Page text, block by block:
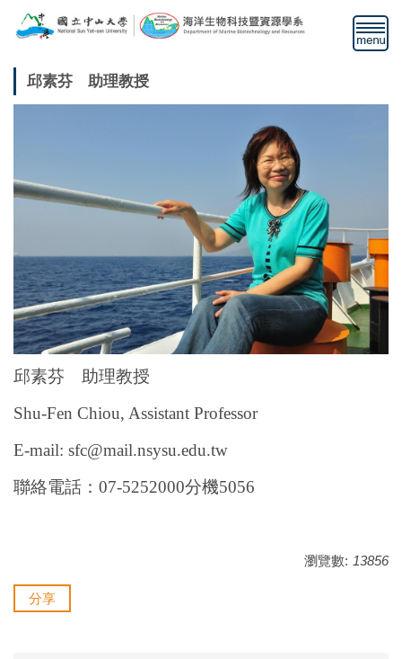
到
要
內
邱素芬 助理教授
邱素芬 助理教授
Shu-Fen Chiou, Assistant Professor
E-mail: sfc@mail.nsysu.edu.tw
聯絡電話： 07-5252000分機5056
瀏覽數: 13856
分享